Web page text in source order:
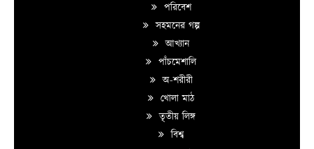
পরিবেশ
সহমনের গল্প
আখ্যান
পাঁচমেশালি
অ-শরীরী
খোলা মাঠ
তৃতীয় লিঙ্গ
বিশ্ব